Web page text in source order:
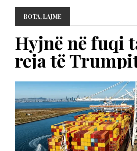
BOTA,LAJME
Hyjnë në fuqi
reja të